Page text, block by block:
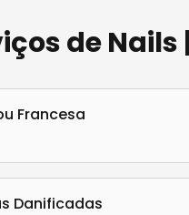
deNails
Francesa
Danificadas